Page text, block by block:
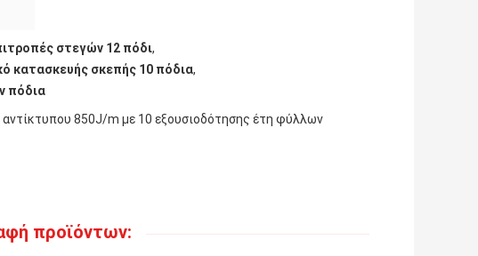
στεγών 12 πόδι,
κατασκευής σκεπής 10 πόδια,
πόδια
850J/m με 10 εξουσιοδότησης έτη φύλλων
προϊόντων: